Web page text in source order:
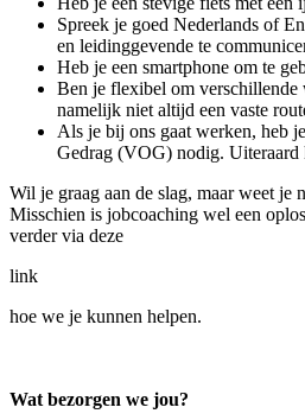
Spreek je goed Nederlands of
en leidinggevende te
Heb je een smartphone om te
Ben je flexibel om verschillende
namelijk niet altijd een vaste
Als je bij ons gaat werken, heb
Gedrag (VOG) nodig. Uiteraard
Wil je graag aan de slag, maar weet je
Misschien is jobcoaching wel een
verder via deze
link
hoe we je kunnen helpen.
Wat bezorgen we jou?